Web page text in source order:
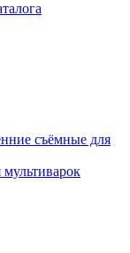
съёмные для